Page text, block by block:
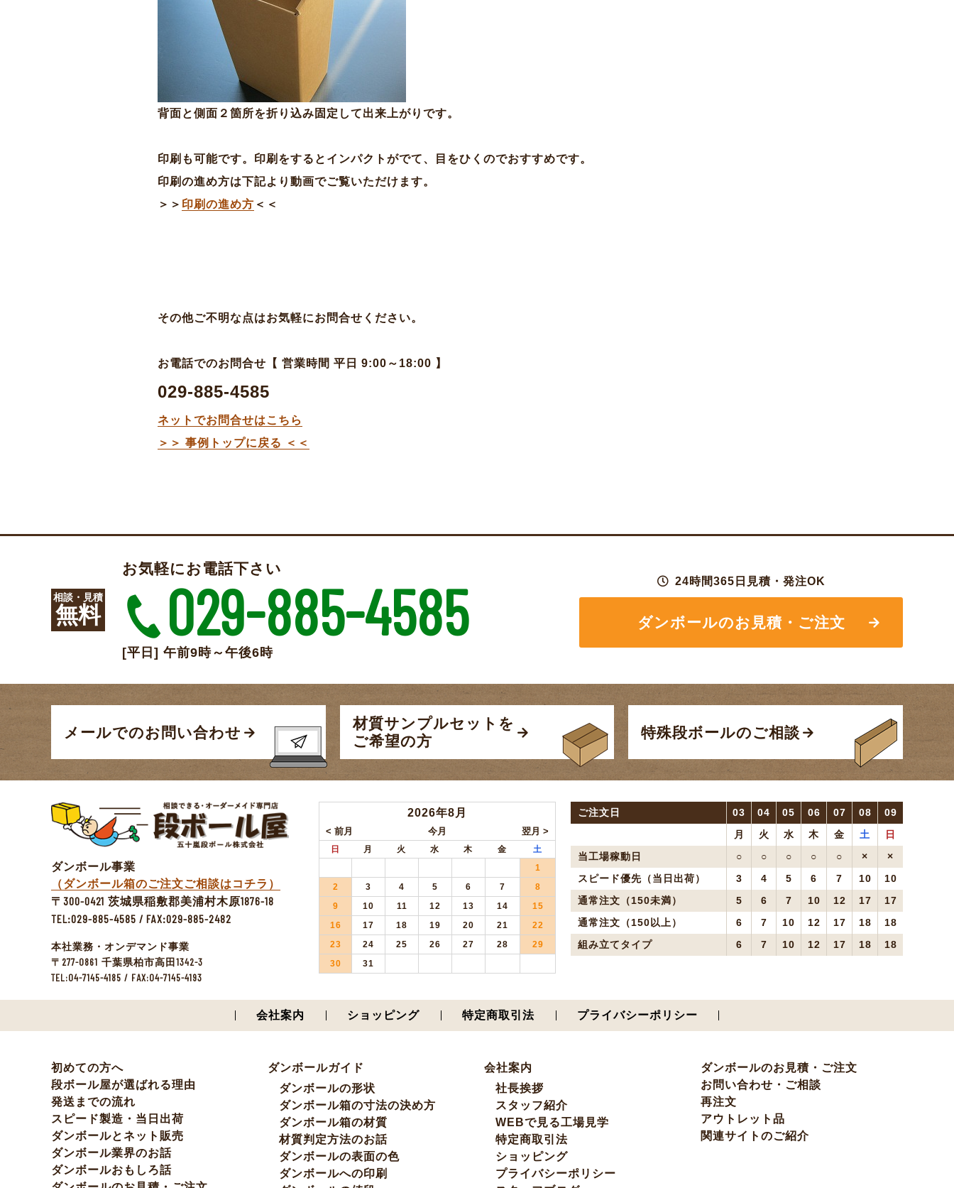
背面と側面２箇所を折り込み固定して出来上がりです。
印刷も可能です。印刷をするとインパクトがでて、目をひくのでおすすめです。
印刷の進め方は下記より動画でご覧いただけます。
＞＞ 印刷の進め方 ＜＜
その他ご不明な点はお気軽にお問合せください。
お電話でのお問合せ【 営業時間 平日 9:00～18:00 】
029-885-4585
ネットでお問合せはこちら
＞＞ 事例トップに戻る ＜＜
相談・見積
無料
お気軽にお電話下さい
029-885-4585
[平日] 午前9時～午後6時
24時間365日見積・発注OK
ダンボールのお見積・ご注文
メールでのお問い合わせ
材質サンプルセットを
ご希望の方
特殊段ボールのご相談
ダンボール事業
（ダンボール箱のご注文ご相談はコチラ）
〒 300-0421 茨城県稲敷郡美浦村木原1876-18
TEL:029-885-4585 / FAX:029-885-2482
本社業務・オンデマンド事業
〒 277-0861 千葉県柏市高田1342-3
TEL:04-7145-4185 / FAX:04-7145-4193
2026年8月
日 月 火 水 木 金
土
1
2
3 4 5 6 7
8
9
10 11 12 13 14
15
16
17 18 19 20 21
22
23
24 25 26 27 28
29
30
31
ご注文日 03 04 05 06 07 08
09
月
火 水 木 金 土
日
当工場稼動日
○ ○ ○ ○ ○ ×
×
スピード優先（当日出荷）
3 4 5 6 7 10
10
通常注文（150未満）
5 6 7 10 12 17
17
通常注文（150以上）
6 7 10 12 17 18
18
組み立てタイプ
6 7 10 12 17 18 18
会社案内 ショッピング 特定商取引法 プライバシーポリシー
初めての方へ
段ボール屋が選ばれる理由
発送までの流れ
スピード製造・当日出荷
ダンボールとネット販売
ダンボール業界のお話
ダンボールおもしろ話
ダンボールガイド
ダンボールの形状
ダンボール箱の寸法の決め方
ダンボール箱の材質
材質判定方法のお話
ダンボールの表面の色
ダンボールへの印刷
会社案内
社長挨拶
スタッフ紹介
WEBで見る工場見学
特定商取引法
ショッピング
プライバシーポリシー
ダンボールのお見積・ご注文
お問い合わせ・ご相談
再注文
アウトレット品
関連サイトのご紹介